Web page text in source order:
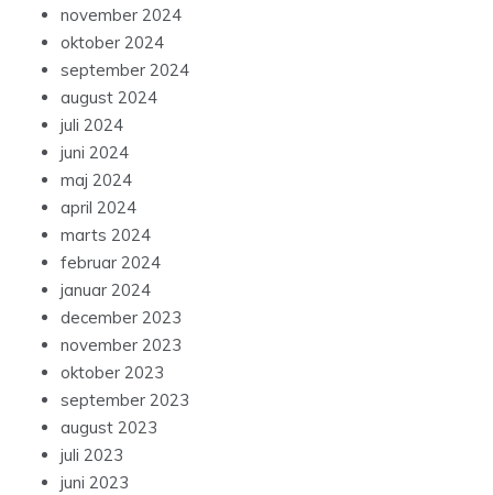
november 2024
oktober 2024
september 2024
august 2024
juli 2024
juni 2024
maj 2024
april 2024
marts 2024
februar 2024
januar 2024
december 2023
november 2023
oktober 2023
september 2023
august 2023
juli 2023
juni 2023